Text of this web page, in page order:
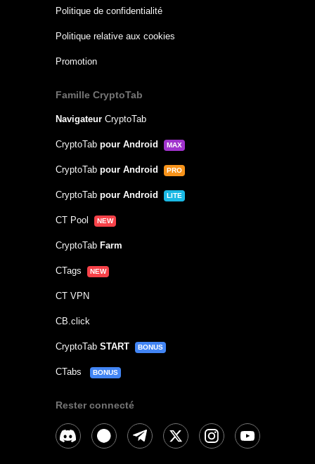
Politique de confidentialité
Politique relative aux cookies
Promotion
Famille CryptoTab
NavigateurCryptoTab
CryptoTab pour Android MAX
CryptoTab pour Android PRO
CryptoTab pour Android LITE
CT Pool NEW
CryptoTab Farm
CTags NEW
CT VPN
CB.click
CryptoTab START BONUS
CTabs BONUS
Rester connecté